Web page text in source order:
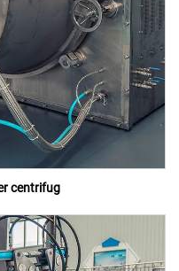
centrifug